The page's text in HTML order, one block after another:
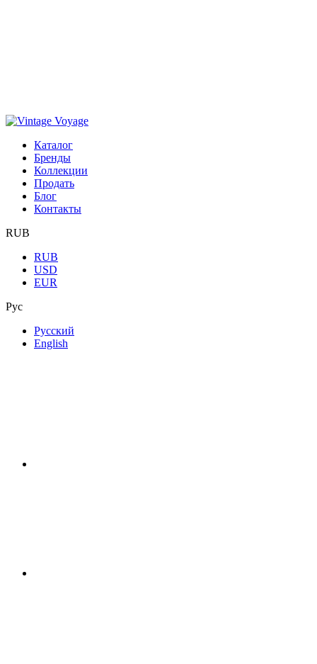
Каталог
Бренды
Коллекции
Продать
Блог
Контакты
RUB
RUB
USD
EUR
Рус
Русский
English